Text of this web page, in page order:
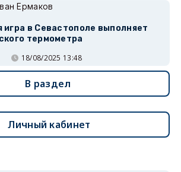
Ермаков
игра в Севастополе выполняет
термометра
18/08/2025 13:48
В раздел
Личный кабинет